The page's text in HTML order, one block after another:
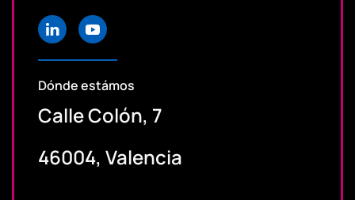
Dónde estámos
Calle Colón, 7
46004, Valencia